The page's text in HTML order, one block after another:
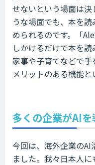
せないという場面は
うな場面でも、本を
められるのです。「
しかけるだけで本を読
家事や子育てなどで
メリットのある機能と
多くの企業がAI
今回は、海外企業のAI
ました。我々日本人